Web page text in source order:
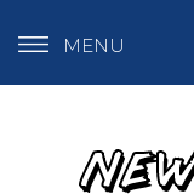
MENU